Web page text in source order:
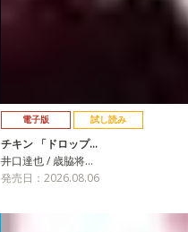
電子版 試し読み
チキン 「ドロップ…
井口達也 / 歳脇将…
発売日：2026.08.06